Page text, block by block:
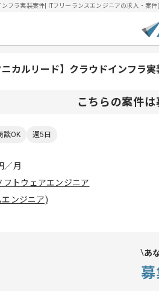
ンフラ実装案件| ITフリーランスエンジニアの求人・案
ニカルリード】クラウドインフラ
こちらの案件
談OK 週5日
／月
フトウェアエンジニア
ンジニア)
あ